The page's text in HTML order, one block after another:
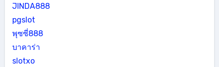
JINDA888
pgslot
พุซซี่888
บาคาร่า
slotxo